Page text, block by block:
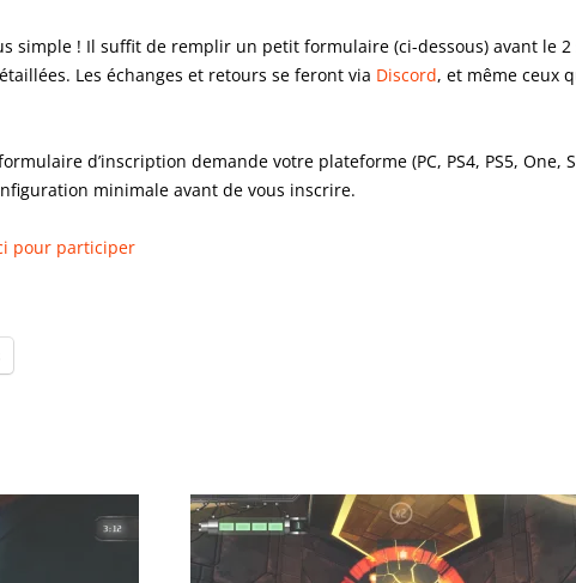
simple ! Il suffit de remplir un petit formulaire (ci-dessous) avant le
Les échanges et retours se feront via Discord, et même ceux
d’inscription demande votre plateforme (PC, PS4, PS5, One,
minimale avant de vous inscrire.
pour participer